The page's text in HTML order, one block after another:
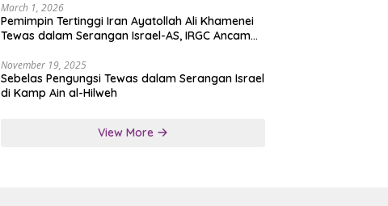
March 1, 2026
Pemimpin Tertinggi Iran Ayatollah Ali Khamenei
Tewas dalam Serangan Israel-AS, IRGC Ancam
November 19, 2025
Sebelas Pengungsi Tewas dalam Serangan Israel
di Kamp Ain al-Hilweh
View More